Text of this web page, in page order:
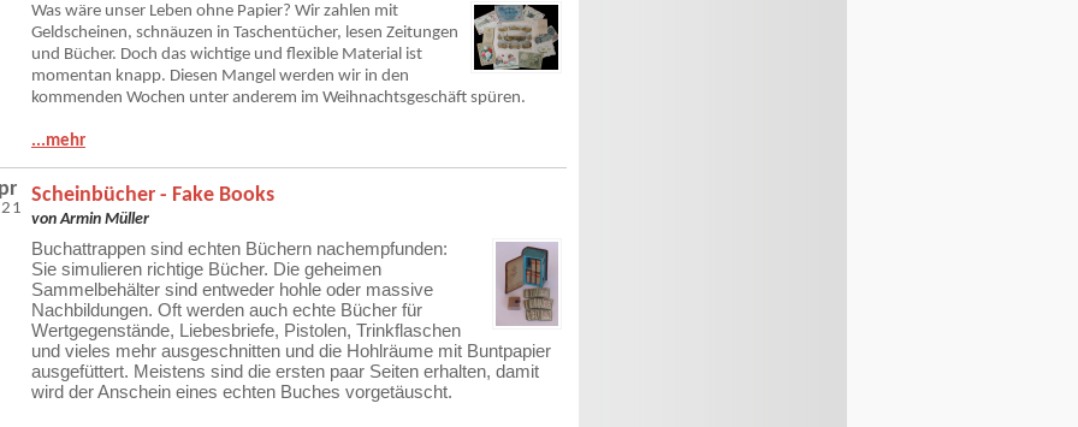
Was wäre unser Leben ohne Papier? Wir zahlen mit
Geldscheinen, schnäuzen in Taschentücher, lesen Zeitungen
und Bücher. Doch das wichtige und flexible Material ist
momentan knapp. Diesen Mangel werden wir in den
kommenden Wochen unter anderem im Weihnachtsgeschäft spüren.
...mehr
Scheinbücher - Fake Books
von Armin Müller
Buchattrappen sind echten Büchern nachempfunden:
Sie simulieren richtige Bücher. Die geheimen
Sammelbehälter sind entweder hohle oder massive
Nachbildungen. Oft werden auch echte Bücher für
Wertgegenstände, Liebesbriefe, Pistolen, Trinkflaschen
und vieles mehr ausgeschnitten und die Hohlräume mit Buntpapier
ausgefüttert. Meistens sind die ersten paar Seiten erhalten, damit
wird der Anschein eines echten Buches vorgetäuscht.